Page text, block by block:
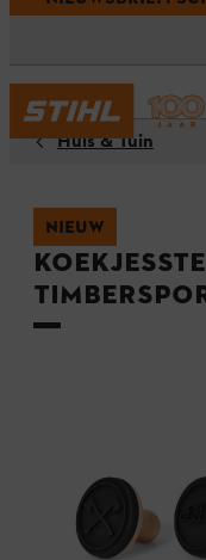
Huis & Tuin
NIEUW